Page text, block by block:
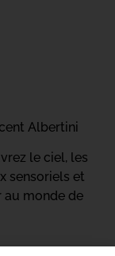
Albertini
le ciel, les
sensoriels et
au monde de